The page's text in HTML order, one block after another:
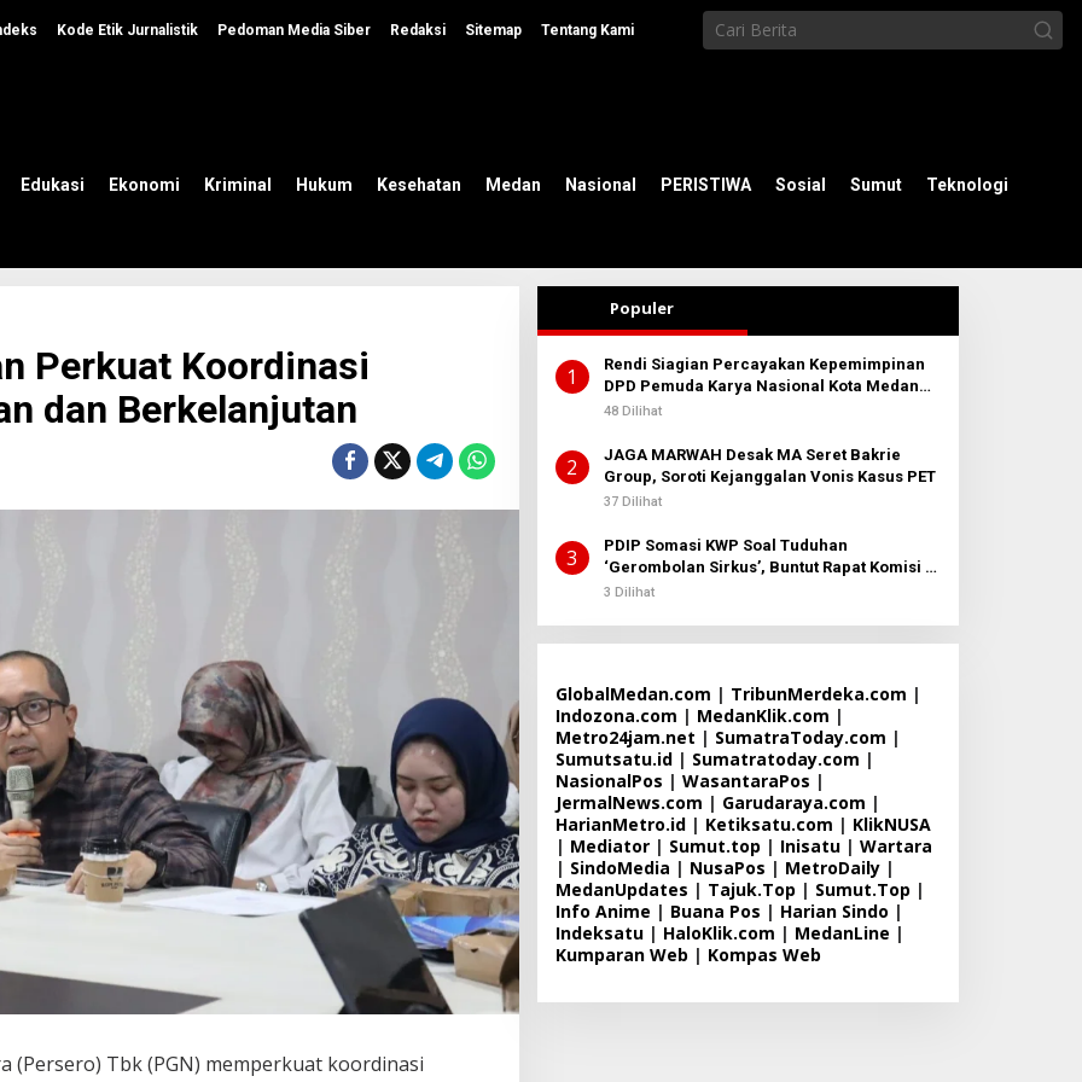
Kode Etik Jurnalistik Pedoman Media Siber Redaksi Sitemap Tentang Kami
Edukasi Ekonomi Kriminal Hukum Kesehatan Medan Nasional PERISTIWA Sosial Sumut Teknologi
Perkuat Koordinasi
dan Berkelanjutan
(Persero) Tbk (PGN) memperkuat koordinasi
Populer
1
Rendi Siagian Percayakan Kepemimpinan
DPD Pemuda Karya Nasional Kota Medan
kepada Josef Sembiring
48 Dilihat
2
JAGA MARWAH Desak MA Seret Bakrie
Group, Soroti Kejanggalan Vonis Kasus PET
37 Dilihat
3
PDIP Somasi KWP Soal Tuduhan
‘Gerombolan Sirkus’, Buntut Rapat Komisi II
Dipimpin Sufmi Dasco Ahmad
3 Dilihat
GlobalMedan.com | TribunMerdeka.com |
Indozona.com | MedanKlik.com |
Metro24jam.net | SumatraToday.com |
Sumutsatu.id| Sumatratoday.com |
NasionalPos | WasantaraPos |
JermalNews.com | Garudaraya.com |
HarianMetro.id| Ketiksatu.com | KlikNUSA
| Mediator| Sumut.top | Inisatu| Wartara
| SindoMedia | NusaPos | MetroDaily|
MedanUpdates | Tajuk.Top | Sumut.Top |
Info Anime | Buana Pos | Harian Sindo |
Indeksatu| HaloKlik.com | MedanLine |
Kumparan Web | Kompas Web